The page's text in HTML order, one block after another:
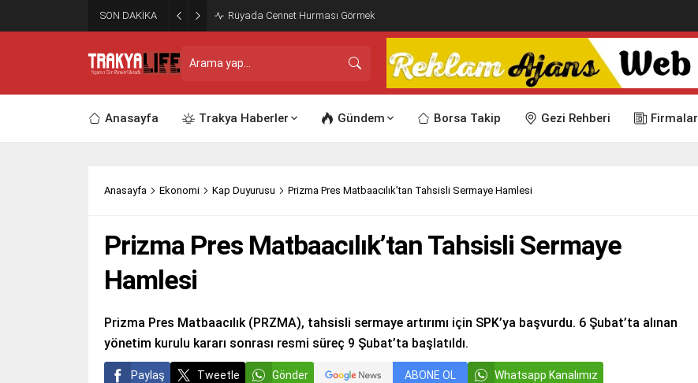
SON DAKİKA Rüyada Cennet Hurması Görmek
Anasayfa Trakya Haberler Gündem Borsa Takip Gezi Rehberi Firmalar
Anasayfa Ekonomi Kap Duyurusu Prizma Pres Matbaacılık’tan Tahsisli Sermaye Hamlesi
Prizma Pres Matbaacılık’tan Tahsisli Sermaye
Hamlesi
Prizma Pres Matbaacılık (PRZMA), tahsisli sermaye artırımı için SPK’ya başvurdu. 6 Şubat’ta alınan
yönetim kurulu kararı sonrası resmi süreç 9 Şubat’ta başlatıldı.
Paylaş Tweetle Gönder ABONE OL Whatsapp Kanalımız